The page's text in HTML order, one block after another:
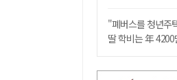
"폐버스를 청년
딸 학비는 年 4200